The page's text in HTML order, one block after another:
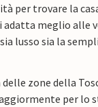
per trovare la
adatta meglio alle
lusso sia la
zone della
per lo